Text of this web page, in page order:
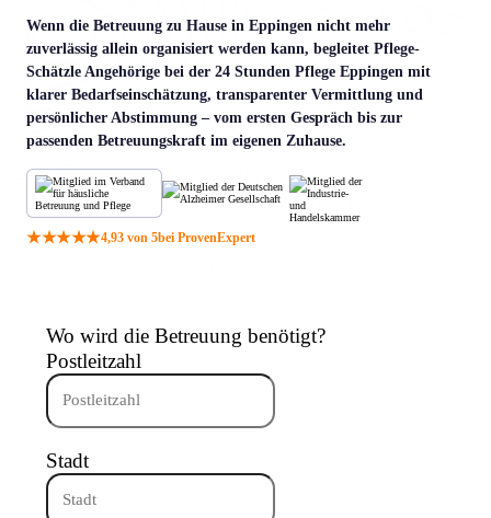
Wenn die Betreuung zu Hause in Eppingen nicht mehr
zuverlässig allein organisiert werden kann, begleitet Pflege-
Schätzle Angehörige bei der 24 Stunden Pflege Eppingen mit
klarer Bedarfseinschätzung, transparenter Vermittlung und
persönlicher Abstimmung – vom ersten Gespräch bis zur
passenden Betreuungskraft im eigenen Zuhause.
★★★★★4,93 von 5bei ProvenExpert
Wo wird die Betreuung benötigt?
Postleitzahl
Stadt